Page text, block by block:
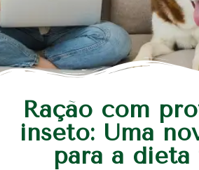
Ração com
inseto: Uma
para a dieta